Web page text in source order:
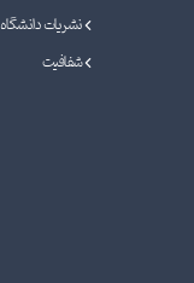
نشریات دانشگاه
شفافیت